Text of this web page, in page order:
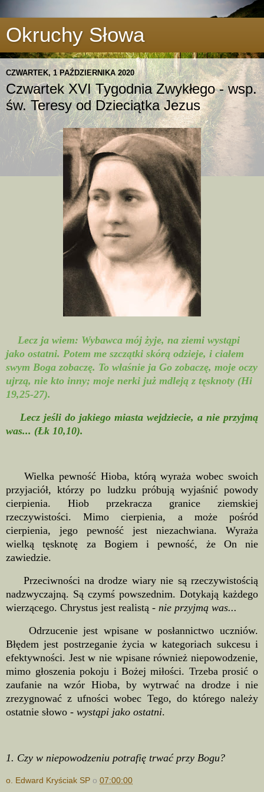
Okruchy Słowa
CZWARTEK, 1 PAŹDZIERNIKA 2020
Czwartek XVI Tygodnia Zwykłego - wsp.
św. Teresy od Dzieciątka Jezus
Lecz ja wiem: Wybawca mój żyje, na ziemi wystąpi
jako ostatni. Potem me szczątki skórą odzieje, i ciałem
swym Boga zobaczę. To właśnie ja Go zobaczę, moje oczy
ujrzą, nie kto inny; moje nerki już mdleją z tęsknoty (Hi
19,25-27).
Lecz jeśli do jakiego miasta wejdziecie, a nie przyjmą
was... (Łk 10,10).
Wielka pewność Hioba, którą wyraża wobec swoich
przyjaciół, którzy po ludzku próbują wyjaśnić powody
cierpienia. Hiob przekracza granice ziemskiej
rzeczywistości. Mimo cierpienia, a może pośród
cierpienia, jego pewność jest niezachwiana. Wyraża
wielką tęsknotę za Bogiem i pewność, że On nie
zawiedzie.
Przeciwności na drodze wiary nie są rzeczywistością
nadzwyczajną. Są czymś powszednim. Dotykają każdego
wierzącego. Chrystus jest realistą - nie przyjmą was...
Odrzucenie jest wpisane w posłannictwo uczniów.
Błędem jest postrzeganie życia w kategoriach sukcesu i
efektywności. Jest w nie wpisane również niepowodzenie,
mimo głoszenia pokoju i Bożej miłości. Trzeba prosić o
zaufanie na wzór Hioba, by wytrwać na drodze i nie
zrezygnować z ufności wobec Tego, do którego należy
ostatnie słowo - wystąpi jako ostatni.
1. Czy w niepowodzeniu potrafię trwać przy Bogu?
o. Edward Kryściak SP o 07:00:00